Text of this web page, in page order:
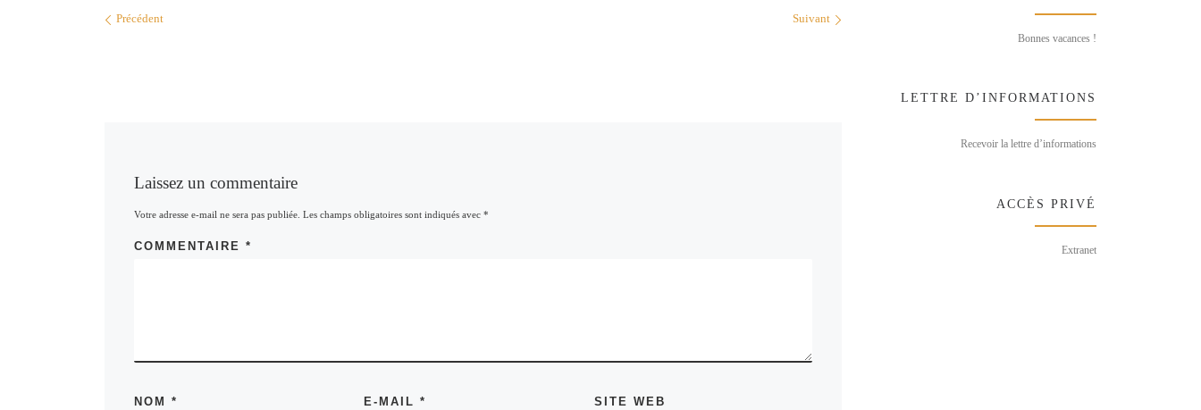
Navigation des images
Précédent Suivant
Laissez un commentaire
Votre adresse e-mail ne sera pas publiée. Les champs obligatoires sont indiqués avec *
COMMENTAIRE *
NOM * E-MAIL* SITE WEB
Bonnes vacances !
LETTRE D’INFORMATIONS
Recevoir la lettre d’informations
ACCÈS PRIVÉ
Extranet